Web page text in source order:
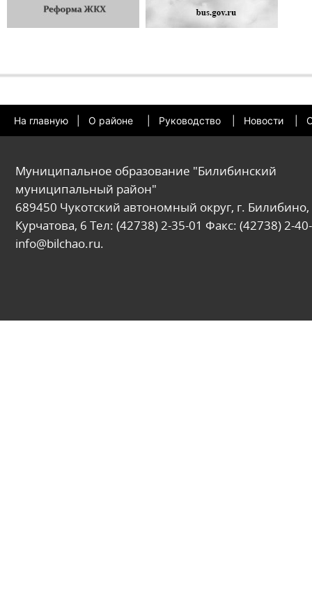
На главную О районе Руководство Новости
Муниципальное образование "Билибинский
муниципальный район"
689450 Чукотский автономный округ, г. Билибино,
Курчатова, 6 Тел: (42738) 2-35-01 Факс: (42738) 2-
info@bilchao.ru.